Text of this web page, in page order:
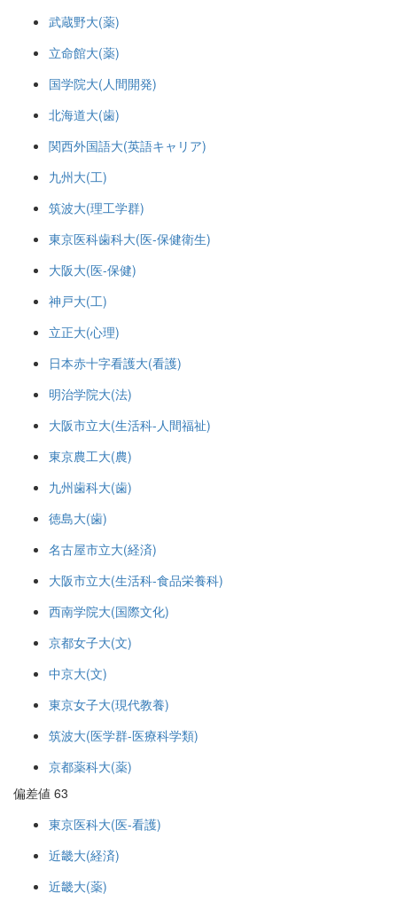
武蔵野大(薬)
立命館大(薬)
国学院大(人間開発)
北海道大(歯)
関西外国語大(英語キャリア)
九州大(工)
筑波大(理工学群)
東京医科歯科大(医-保健衛生)
大阪大(医-保健)
神戸大(工)
立正大(心理)
日本赤十字看護大(看護)
明治学院大(法)
大阪市立大(生活科-人間福祉)
東京農工大(農)
九州歯科大(歯)
徳島大(歯)
名古屋市立大(経済)
大阪市立大(生活科-食品栄養科)
西南学院大(国際文化)
京都女子大(文)
中京大(文)
東京女子大(現代教養)
筑波大(医学群-医療科学類)
京都薬科大(薬)
偏差値 63
東京医科大(医-看護)
近畿大(経済)
近畿大(薬)